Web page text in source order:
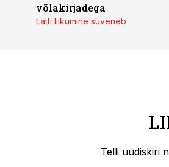
võlakirjadega
Lätti liikumine süveneb
Telli uudiskiri